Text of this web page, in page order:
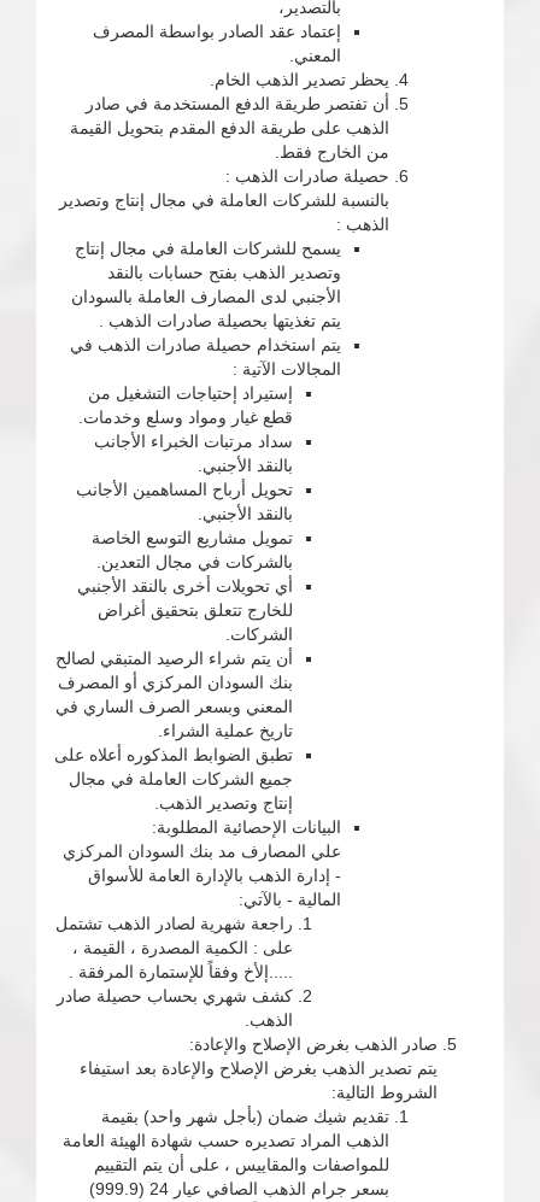
بالتصدير،
إعتماد عقد الصادر بواسطة المصرف
المعني.
يحظر تصدير الذهب الخام.
أن تفتصر طريقة الدفع المستخدمة في صادر
الذهب على طريقة الدفع المقدم بتحويل القيمة
من الخارج فقط.
حصيلة صادرات الذهب :
بالنسبة للشركات العاملة في مجال إنتاج وتصدير
الذهب :
يسمح للشركات العاملة في مجال إنتاج
وتصدير الذهب بفتح حسابات بالنقد
الأجنبي لدى المصارف العاملة بالسودان
يتم تغذيتها بحصيلة صادرات الذهب .
يتم استخدام حصيلة صادرات الذهب في
المجالات الآتية :
إستيراد إحتياجات التشغيل من
قطع غيار ومواد وسلع وخدمات.
سداد مرتبات الخبراء الأجانب
بالنقد الأجنبي.
تحويل أرباح المساهمين الأجانب
بالنقد الأجنبي.
تمويل مشاريع التوسع الخاصة
بالشركات في مجال التعدين.
أي تحويلات أخرى بالنقد الأجنبي
للخارج تتعلق بتحقيق أغراض
الشركات.
أن يتم شراء الرصيد المتبقي لصالح
بنك السودان المركزي أو المصرف
المعني وبسعر الصرف الساري في
تاريخ عملية الشراء.
تطبق الضوابط المذكوره أعلاه على
جميع الشركات العاملة في مجال
إنتاج وتصدير الذهب.
البيانات الإحصائية المطلوبة:
علي المصارف مد بنك السودان المركزي
- إدارة الذهب بالإدارة العامة للأسواق
المالية - بالآتي:
راجعة شهرية لصادر الذهب تشتمل
على : الكمية المصدرة ، القيمة ،
.....إلأخ وفقاً للإستمارة المرفقة .
كشف شهري بحساب حصيلة صادر
الذهب.
صادر الذهب بغرض الإصلاح والإعادة:
يتم تصدير الذهب بغرض الإصلاح والإعادة بعد استيفاء
الشروط التالية:
تقديم شيك ضمان (بأجل شهر واحد) بقيمة
الذهب المراد تصديره حسب شهادة الهيئة العامة
للمواصفات والمقاييس ، على أن يتم التقييم
بسعر جرام الذهب الصافي عيار 24 (999.9)